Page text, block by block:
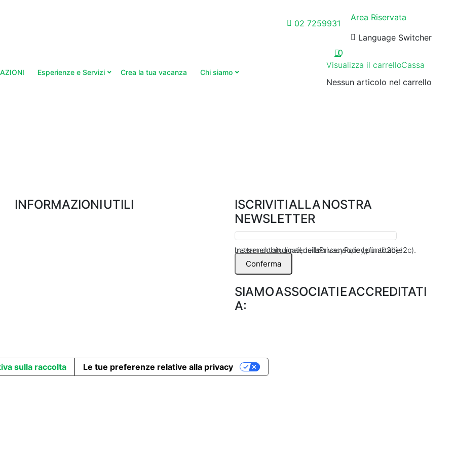
02 7259931
Area Riservata
Language Switcher
Esperienze e Servizi Crea la tua vacanza Chi siamo
0
Visualizza il carrelloCassa
Nessun articolo nel carrello
INFORMAZIONI UTILI
ISCRIVITI ALLA NOSTRA
NEWSLETTER
Inserendo la tua mail, dai il consenso per le finalità del trattamento indicate nella Privacy Policy, punto 2 b) e 2 c).
Conferma
SIAMO ASSOCIATI E ACCREDITATI
A:
sulla raccolta Le tue preferenze relative alla privacy